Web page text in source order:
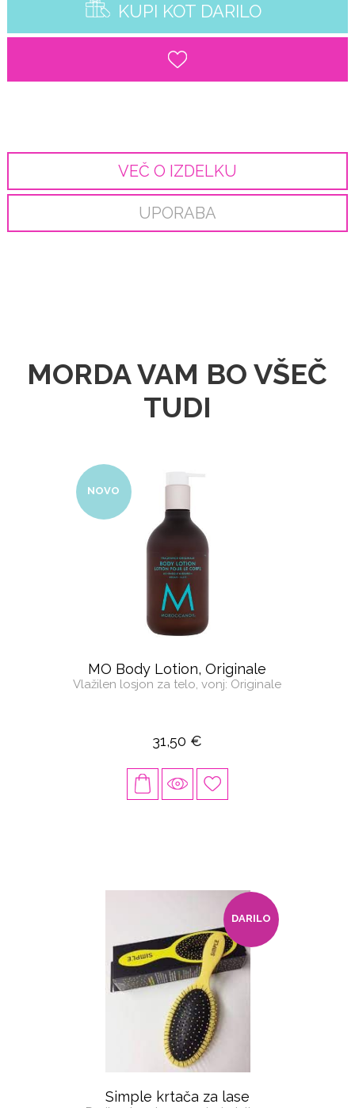
KUPI KOT DARILO
VEČ O IZDELKU
UPORABA
MORDA VAM BO VŠEČ
TUDI
NOVO
MO Body Lotion, Originale
Vlažilen losjon za telo, vonj: Originale
31,50 €
DARILO
Simple krtača za lase